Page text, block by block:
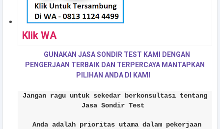
Klik WA
GUNAKAN JASA SONDIR TEST KAMI DENGAN
PENGERJAAN TERBAIK DAN TERPERCAYA MANTAPKAN
PILIHAN ANDA DI KAMI
Jangan ragu untuk sekedar berkonsultasi tentang
Jasa Sondir Test
Anda adalah prioritas utama dalam pekerjaan